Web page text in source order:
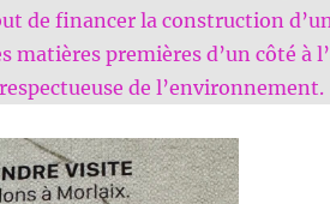
de financer la construction
matières premières d’un côté à
de l’environnement.